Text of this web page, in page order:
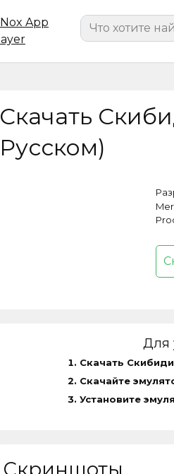
Search
for:
Скачать
Русском)
Для
Скачать
Скачайте
Установите
Скриншоты